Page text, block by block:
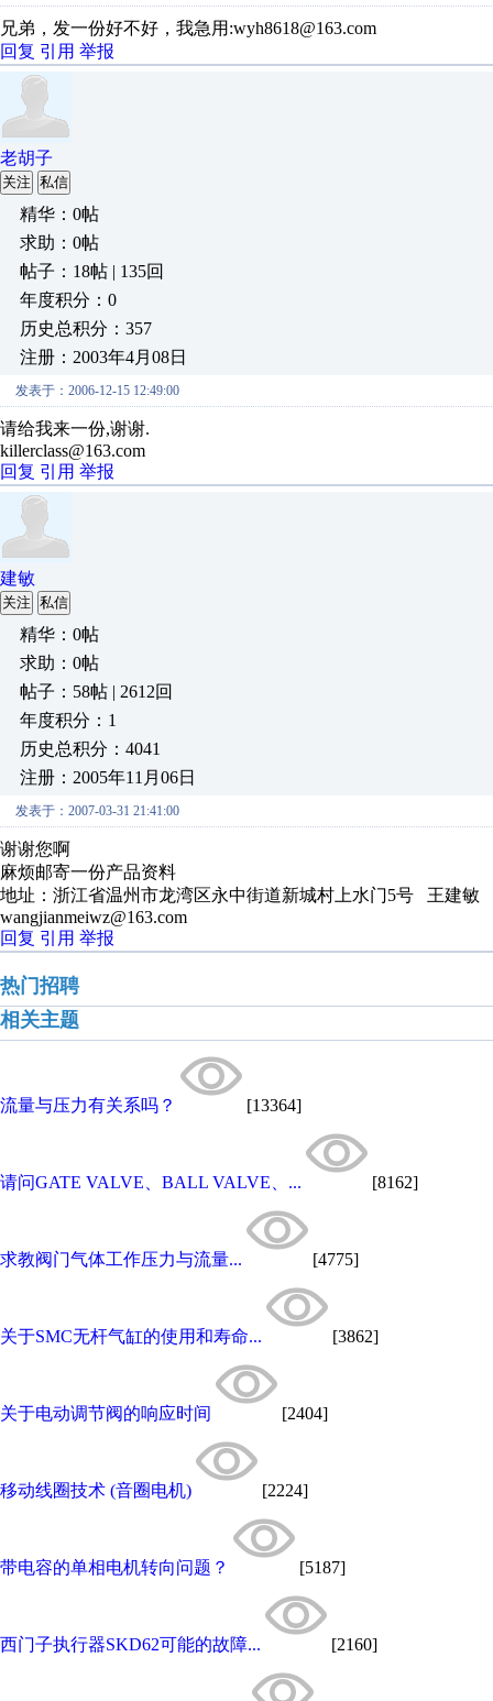
兄弟，发一份好不好，我急用:wyh8618@163.com
回复 引用 举报
老胡子
关注 私信
精华：0帖
求助：0帖
帖子：18帖 | 135回
年度积分：0
历史总积分：357
注册：2003年4月08日
发表于：2006-12-15 12:49:00
请给我来一份,谢谢.
killerclass@163.com
回复 引用 举报
建敏
关注 私信
精华：0帖
求助：0帖
帖子：58帖 | 2612回
年度积分：1
历史总积分：4041
注册：2005年11月06日
发表于：2007-03-31 21:41:00
谢谢您啊
麻烦邮寄一份产品资料
地址：浙江省温州市龙湾区永中街道新城村上水门5号 王建
wangjianmeiwz@163.com
回复 引用 举报
热门招聘
相关主题
流量与压力有关系吗？ [13364]
请问GATE VALVE、BALL VALVE、... [8162]
求教阀门气体工作压力与流量... [4775]
关于SMC无杆气缸的使用和寿命... [3862]
关于电动调节阀的响应时间 [2404]
移动线圈技术 (音圈电机) [2224]
带电容的单相电机转向问题？ [5187]
西门子执行器SKD62可能的故障... [2160]